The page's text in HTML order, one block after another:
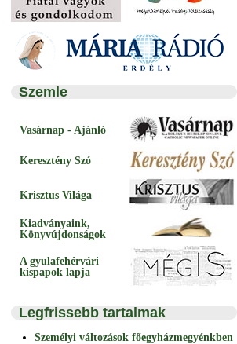
Szemle
Vasárnap - Ajánló
Keresztény Szó
Krisztus Világa
Kiadványaink,
Könyvújdonságok
A gyulafehérvári
kispapok lapja
Legfrissebb tartalmak
Személyi változások főegyházmegyénkben